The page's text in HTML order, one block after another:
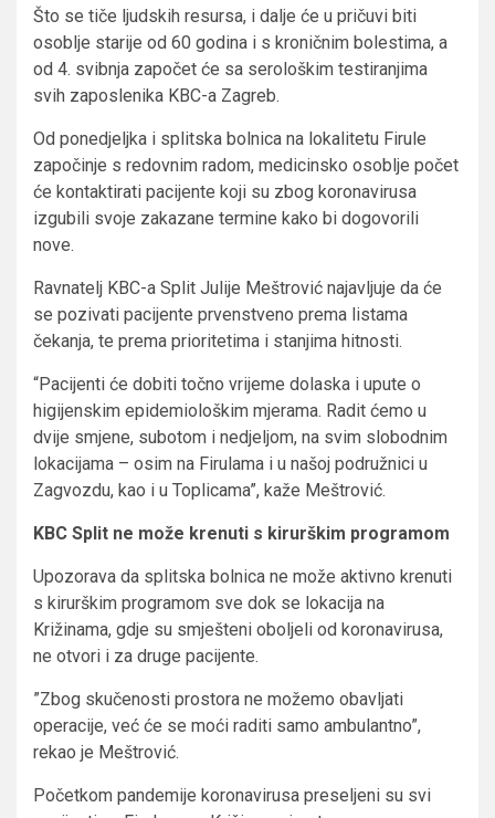
Što se tiče ljudskih resursa, i dalje će u pričuvi biti
osoblje starije od 60 godina i s kroničnim bolestima, a
od 4. svibnja započet će sa serološkim testiranjima
svih zaposlenika KBC-a Zagreb.
​Od ponedjeljka i splitska bolnica na lokalitetu Firule
započinje s redovnim radom, medicinsko osoblje počet
će kontaktirati pacijente koji su zbog koronavirusa
izgubili svoje zakazane termine kako bi dogovorili
nove.
Ravnatelj KBC-a Split Julije Meštrović najavljuje da će
se pozivati pacijente prvenstveno prema listama
čekanja, te prema prioritetima i stanjima hitnosti.
“Pacijenti će dobiti točno vrijeme dolaska i upute o
higijenskim epidemiološkim mjerama. Radit ćemo u
dvije smjene, subotom i nedjeljom, na svim slobodnim
lokacijama – osim na Firulama i u našoj podružnici u
Zagvozdu, kao i u Toplicama”, kaže Meštrović.​
KBC Split ne može krenuti s kirurškim programom
Upozorava da splitska bolnica ne ​može aktivno krenuti
s kirurškim programom sve dok se lokacija na
Križinama, gdje su smješteni oboljeli od koronavirusa,
ne otvori i za druge pacijente.
​”Zbog skučenosti prostora ne možemo obavljati
operacije, već će se moći raditi samo ambulantno”,
rekao je Meštrović.
Početkom pandemije koronavirusa preseljeni su svi